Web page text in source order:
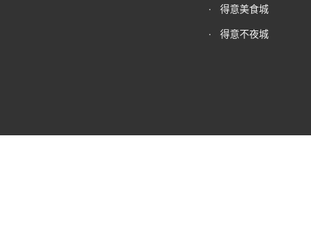
· 得意美食城
· 得意不夜城